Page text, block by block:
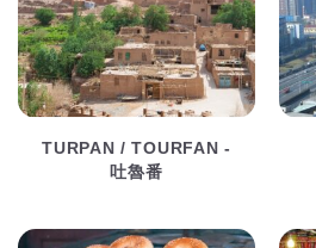
TURPAN / TOURFAN -
吐魯番